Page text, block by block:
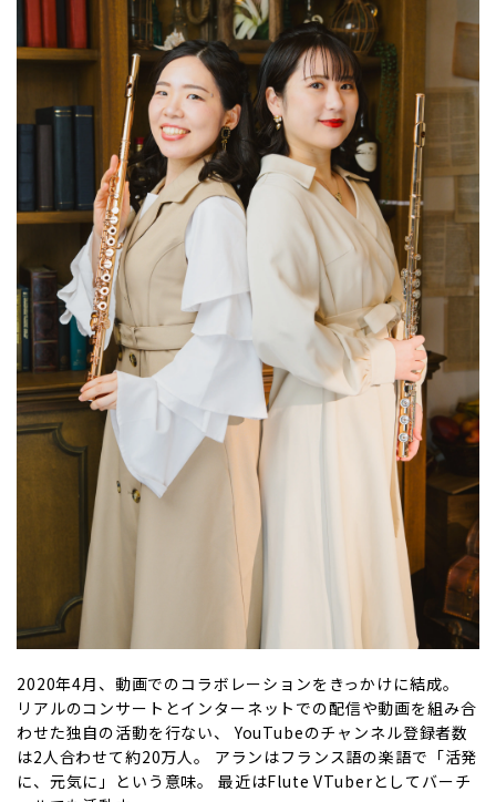
2020年4月、動画でのコラボレーションをきっかけに結成。
リアルのコンサートとインターネットでの配信や動画を組み合
わせた独自の活動を行ない、 YouTubeのチャンネル登録者数
は2人合わせて約20万人。 アランはフランス語の楽語で「活発
に、元気に」という意味。 最近はFlute VTuberとしてバーチ